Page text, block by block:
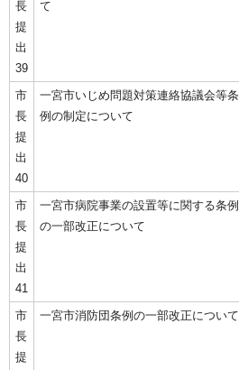
長
提
出
39
て
市
長
提
出
40
一宮市いじめ問題対策連絡協議会等条
例の制定について
市
長
提
出
41
一宮市病院事業の設置等に関する条例
の一部改正について
市
長
提
一宮市消防団条例の一部改正について